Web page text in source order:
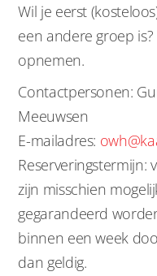
Wil je eerst
een andere groep
opnemen.
Contactpersonen:
Meeuwsen
E-mailadres:
Reserveringstermijn:
zijn misschien
gegarandeerd
binnen een week
dan geldig.